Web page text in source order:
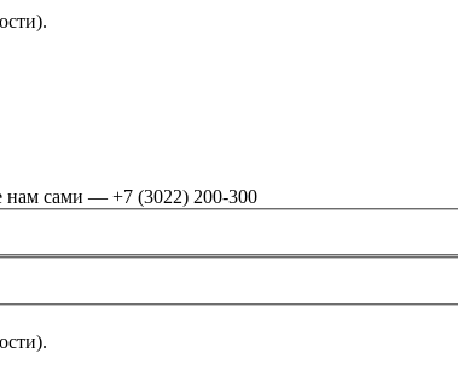
нам сами — +7 (3022) 200-300